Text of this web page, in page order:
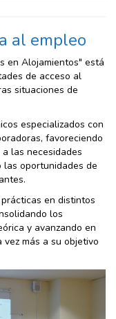
al empleo
en Alojamientos" está
de acceso al
situaciones de
especializados con
favoreciendo
las necesidades
oportunidades de
en distintos
los
y avanzando en
más a su objetivo